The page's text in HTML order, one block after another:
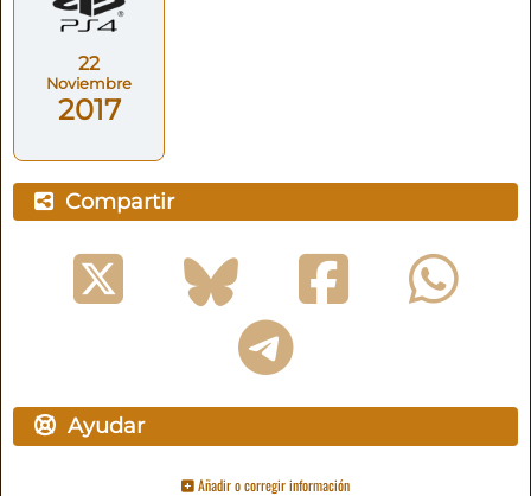
22
Noviembre
2017
Compartir
Ayudar
Añadir o corregir información